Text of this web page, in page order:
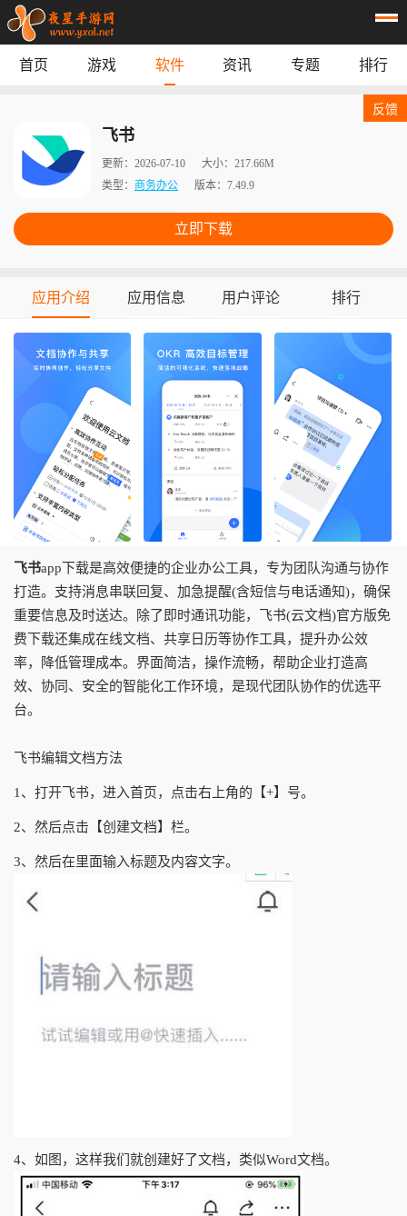
首页 游戏 软件 资讯 专题 排行
飞书
更新： 2026-07-10 大小： 217.66M
类型： 商务办公 版本： 7.49.9
立即下载
反馈
应用介绍 应用信息 用户评论 排行
飞书app下载是高效便捷的企业办公工具，专为团队沟通与协作
打造。支持消息串联回复、加急提醒(含短信与电话通知)，确保
重要信息及时送达。除了即时通讯功能，飞书(云文档)官方版免
费下载还集成在线文档、共享日历等协作工具，提升办公效
率，降低管理成本。界面简洁，操作流畅，帮助企业打造高
效、协同、安全的智能化工作环境，是现代团队协作的优选平
台。
飞书编辑文档方法
1、打开飞书，进入首页，点击右上角的【+】号。
2、然后点击【创建文档】栏。
3、然后在里面输入标题及内容文字。
4、如图，这样我们就创建好了文档，类似Word文档。